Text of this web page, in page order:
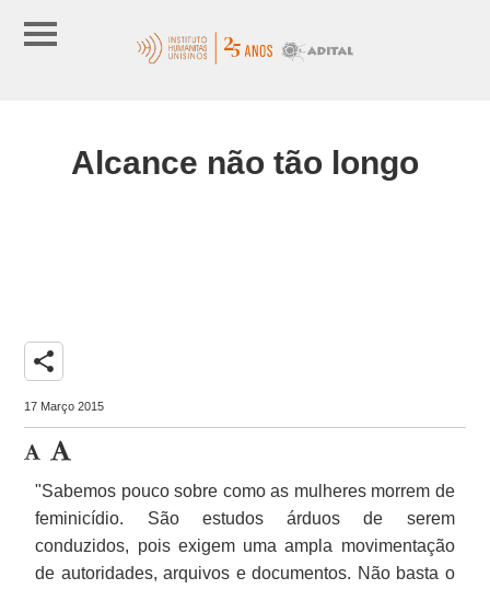
Alcance não tão longo
share
17 Março 2015
"Sabemos pouco sobre como as mulheres morrem de
feminicídio. São estudos árduos de serem
conduzidos, pois exigem uma ampla movimentação
de autoridades, arquivos e documentos. Não basta o